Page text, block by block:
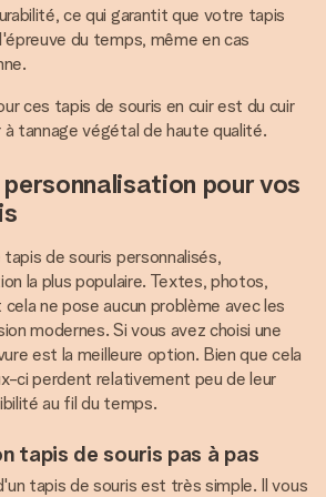
ce qui garantit que votre tapis
du temps, même en cas
ces tapis de souris en cuir est du cuir
tannage végétal de haute qualité.
pour vos
de souris personnalisés,
la plus populaire. Textes, photos,
ne pose aucun problème avec les
modernes. Si vous avez choisi une
est la meilleure option. Bien que cela
ci perdent relativement peu de leur
au fil du temps.
tapis de souris pas à pas
tapis de souris est très simple. Il vous